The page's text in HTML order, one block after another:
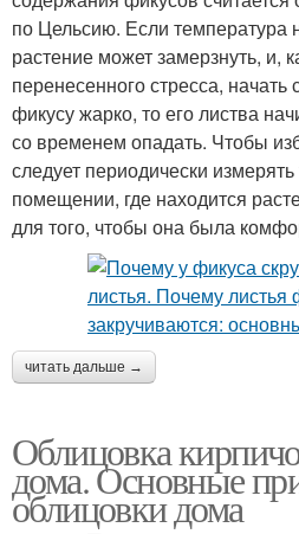
по Цельсию. Если температура
растение может замерзнуть, и,
перенесенного стресса, начать
фикусу жарко, то его листва
со временем опадать. Чтобы
следует периодически
помещении, где находится
для того, чтобы она была
читать дальше →
Облицовка
дома. Основные
облицовки дома